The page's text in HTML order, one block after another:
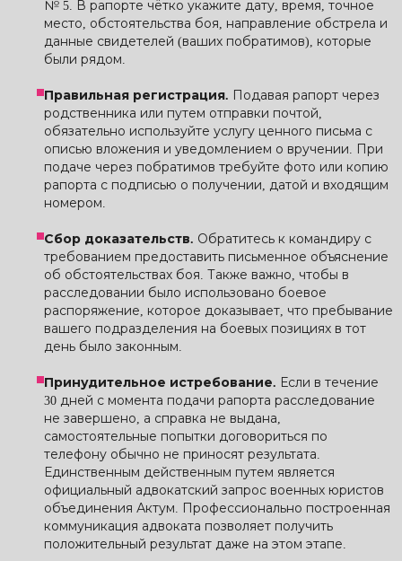
№ 5. В рапорте чётко укажите дату, время, точное
место, обстоятельства боя, направление обстрела и
данные свидетелей (ваших побратимов), которые
были рядом.
Правильная регистрация. Подавая рапорт через
родственника или путем отправки почтой,
обязательно используйте услугу ценного письма с
описью вложения и уведомлением о вручении. При
подаче через побратимов требуйте фото или копию
рапорта с подписью о получении, датой и входящим
номером.
Сбор доказательств. Обратитесь к командиру с
требованием предоставить письменное объяснение
об обстоятельствах боя. Также важно, чтобы в
расследовании было использовано боевое
распоряжение, которое доказывает, что пребывание
вашего подразделения на боевых позициях в тот
день было законным.
Принудительное истребование. Если в течение
30 дней с момента подачи рапорта расследование
не завершено, а справка не выдана,
самостоятельные попытки договориться по
телефону обычно не приносят результата.
Единственным действенным путем является
официальный адвокатский запрос военных юристов
объединения Актум. Профессионально построенная
коммуникация адвоката позволяет получить
положительный результат даже на этом этапе.